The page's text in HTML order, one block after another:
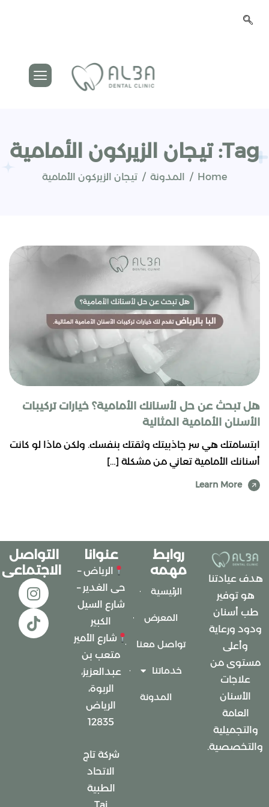
Tag: تيجان الزيركون الأمامية
Home المدونة تيجان الزيركون الأمامية
هل تبحث عن حل لأسنانك الأمامية؟ خيارات تركيبات
الأسنان الأمامية المثالية
ابتسامتك هي سر جاذبيتك وثقتك بنفسك. ولكن ماذا لو كانت
أسنانك الأمامية تعاني من مشكلة […]
Learn More
هدف عيادتنا
هو توفير
طب أسنان
ودود ورعاية
وأعلى
مستوى من
علاجات
الأسنان
العامة
والتجميلية
والتخصصية.
روابط
مهمه
الرئيسية
المعرض
تواصل معنا
خدماتنا
المدونة
عنوانا
الرياض –
حى الغدير –
شارع السيل
الكبير
شارع الأمير
متعب بن
عبدالعزيز،
الربوة،
الرياض
12835
شركة تاج
الاتحاد
الطبية
Taj
التواصل
الاجتماعى